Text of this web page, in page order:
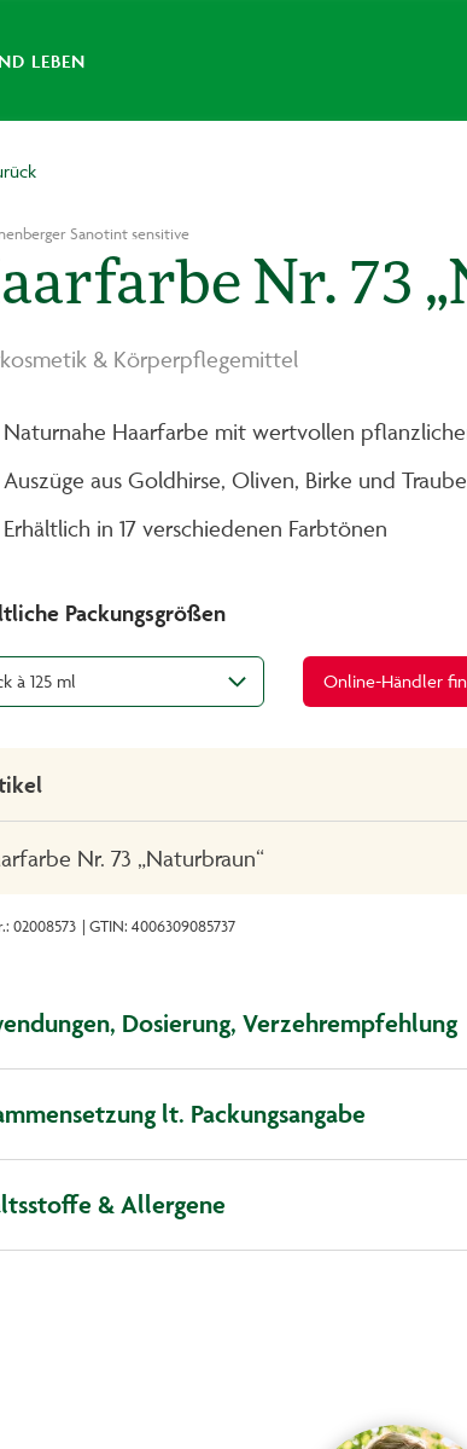
LEBEN
Sanotint sensitive
Nr. 73
& Körperpflegemittel
Naturnahe Haarfarbe mit wertvollen
Auszüge aus Goldhirse, Oliven, Birke und
Erhältlich in 17 verschiedenen Farbtönen
Packungsgrößen
à 125 ml Online-Händler
Nr. 73 „Naturbraun“
02008573 | GTIN: 4006309085737
Dosierung, Verzehrempfehlung
lt. Packungsangabe
& Allergene